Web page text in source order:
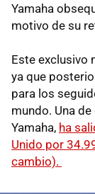
Yamaha
motivo de su
Este exclusivo
ya que
para los
mundo. Una
Yamaha, ha
Unido por
cambio).